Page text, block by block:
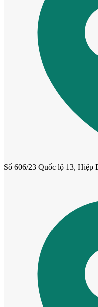
Cửa phào
Cửa vòm
Số 606/23 Quốc lộ 13,